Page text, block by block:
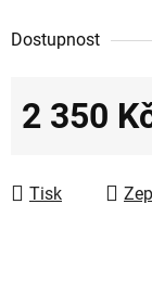
Dostupnost
2 350
Tisk